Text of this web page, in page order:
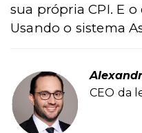
sua própria CPI. E
Usando o sistema
CEO da